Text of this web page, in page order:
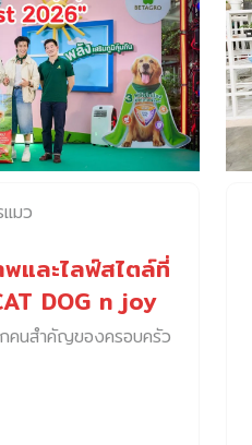
แมว
และไลฟ์สไตล์ที่
DOG n joy
กคนสำคัญของครอบครัว